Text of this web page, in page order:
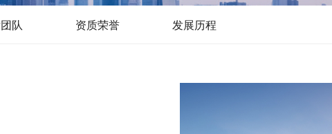
队 资质荣誉 发展历程